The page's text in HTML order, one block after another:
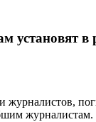
установят в
журналистов,
журналистам.